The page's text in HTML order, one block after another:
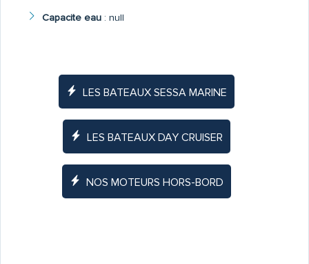
Capacite eau: null
LES BATEAUX SESSA MARINE
LES BATEAUX DAY CRUISER
NOS MOTEURS HORS-BORD